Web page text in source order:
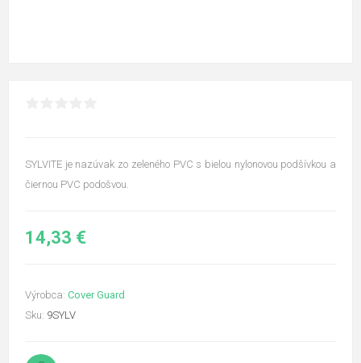
SYLVITE je nazúvak zo zeleného PVC s bielou nylonovou podšívkou a
čiernou PVC podošvou.
14,33 €
Výrobca: Cover Guard
Sku: 9SYLV